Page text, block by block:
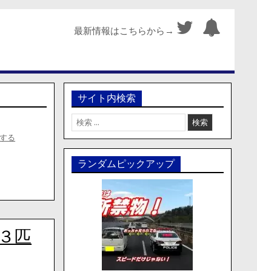
最新情報はこちらから→
る
匹
サイト内検索
検
索:
ランダムピックアップ